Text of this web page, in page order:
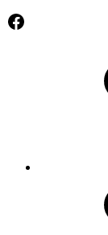
Facebook